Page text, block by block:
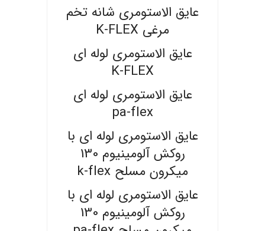
عایق الاستومری شانه تخم
مرغی K-FLEX
عایق الاستومری لوله ای
K-FLEX
عایق الاستومری لوله ای
pa-flex
عایق الاستومری لوله ای با
روکش آلومینیوم 130
میکرون مسلح k-flex
عایق الاستومری لوله ای با
روکش آلومینیوم 130